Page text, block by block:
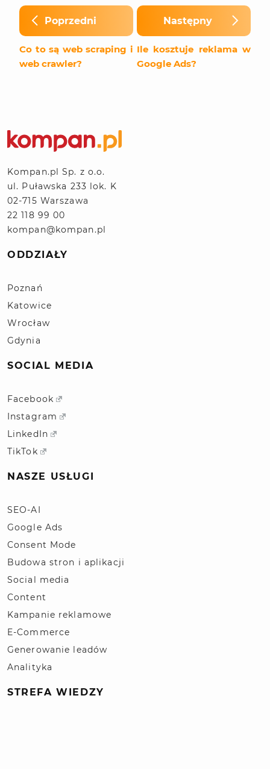
Poprzedni
Co to są web scraping i
web crawler?
Następny
Ile kosztuje reklama w
Google Ads?
Kompan.pl Sp. z o.o.
ul. Puławska 233 lok. K
02-715 Warszawa
22 118 99 00
kompan@kompan.pl
ODDZIAŁY
Poznań
Katowice
Wrocław
Gdynia
SOCIAL MEDIA
Facebook
Instagram
LinkedIn
TikTok
NASZE USŁUGI
SEO-AI
Google Ads
Consent Mode
Budowa stron i aplikacji
Social media
Content
Kampanie reklamowe
E-Commerce
Generowanie leadów
Analityka
STREFA WIEDZY